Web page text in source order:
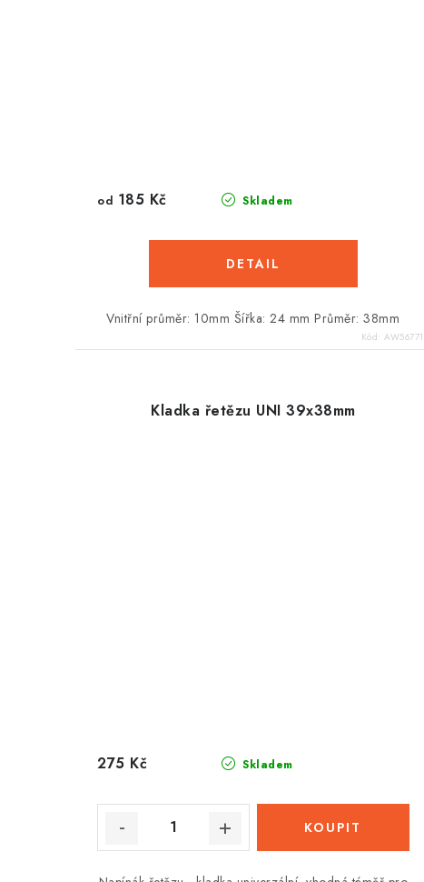
Skladem
od 185 Kč
Vnitřní průměr: 10mm Šířka: 24 mm Průměr: 38mm
Kód:AW56771
Kladka řetězu UNI 39x38mm
Skladem
275 Kč